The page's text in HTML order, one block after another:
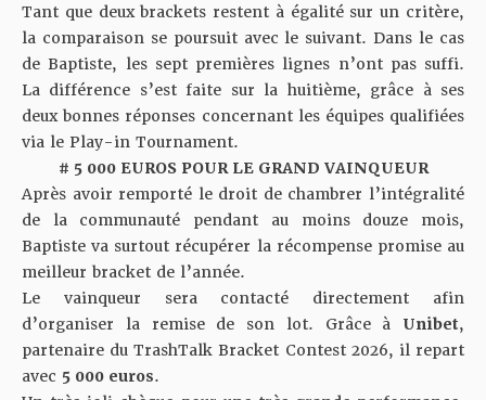
Tant que deux brackets restent à égalité sur un critère,
la comparaison se poursuit avec le suivant. Dans le cas
de Baptiste, les sept premières lignes n’ont pas suffi.
La différence s’est faite sur la huitième, grâce à ses
deux bonnes réponses concernant les équipes qualifiées
via le Play-in Tournament.
# 5 000 EUROS POUR LE GRAND VAINQUEUR
Après avoir remporté le droit de chambrer l’intégralité
de la communauté pendant au moins douze mois,
Baptiste va surtout récupérer la récompense promise au
meilleur bracket de l’année.
Le vainqueur sera contacté directement afin
d’organiser la remise de son lot. Grâce à Unibet,
partenaire du TrashTalk Bracket Contest 2026, il repart
avec 5 000 euros.